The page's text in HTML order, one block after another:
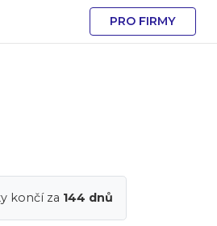
PRO FIRMY
končí za 144 dnů